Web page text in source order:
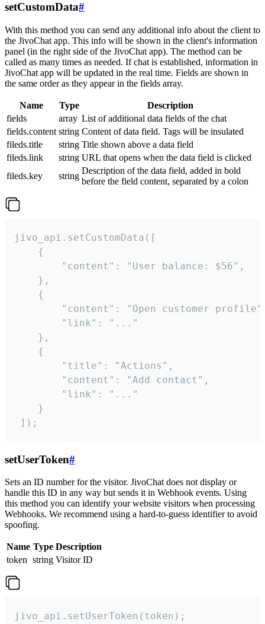
setCustomData#
With this method you can send any additional info about the client to
the JivoChat app. This info will be shown in the client's information
panel (in the right side of the JivoChat app). The method can be
called as many times as needed. If chat is established, information in
JivoChat app will be updated in the real time. Fields are shown in
the same order as they appear in the fields array.
Name Type
Description
fields
array List of additional data fields of the chat
fields.content string Content of data field. Tags will be insulated
fileds.title
string Title shown above a data field
fileds.link
string URL that opens when the data field is clicked
fileds.key
string
Description of the data field, added in bold
before the field content, separated by a colon
jivo_api.setCustomData([
    {
        "content": "User balance: $56",
    },
    {
"content": "Open customer
        "link": "..."
    },
    {
        "title": "Actions",
        "content": "Add contact",
        "link": "..."
    }
]);
setUserToken#
Sets an ID number for the visitor. JivoChat does not display or
handle this ID in any way but sends it in Webhook events. Using
this method you can identify your website visitors when processing
Webhooks. We recommend using a hard-to-guess identifier to avoid
spoofing.
Name Type Description
token string Visitor ID
jivo_api.setUserToken(token);